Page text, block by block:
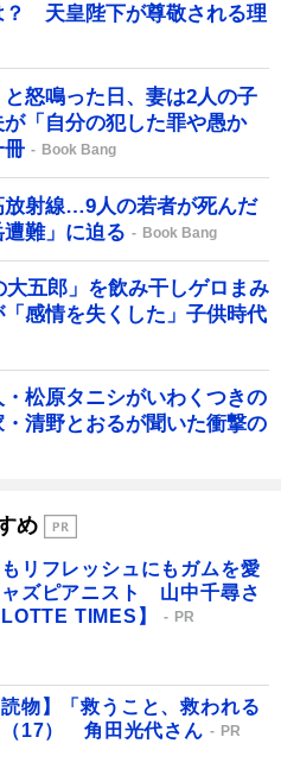
？ 天皇陛下が尊敬される理
と怒鳴った日、妻は2人の子
「自分の犯した罪や愚か
冊
Book Bang
放射線…9人の若者が死んだ
遭難」に迫る
Book Bang
五郎」を飲み干しゲロまみ
感情を失くした」子供時代
松原タニシがいわくつきの
清野とおるが聞いた衝撃の
め
リフレッシュにもガムを愛
ャズピアニスト 山中千尋さ
TIMES】
PR
読物】「救うこと、救われる
（17） 角田光代さん
PR